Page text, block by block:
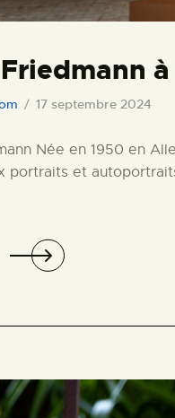
17 septembre 2024
Née en 1950 en
portraits et